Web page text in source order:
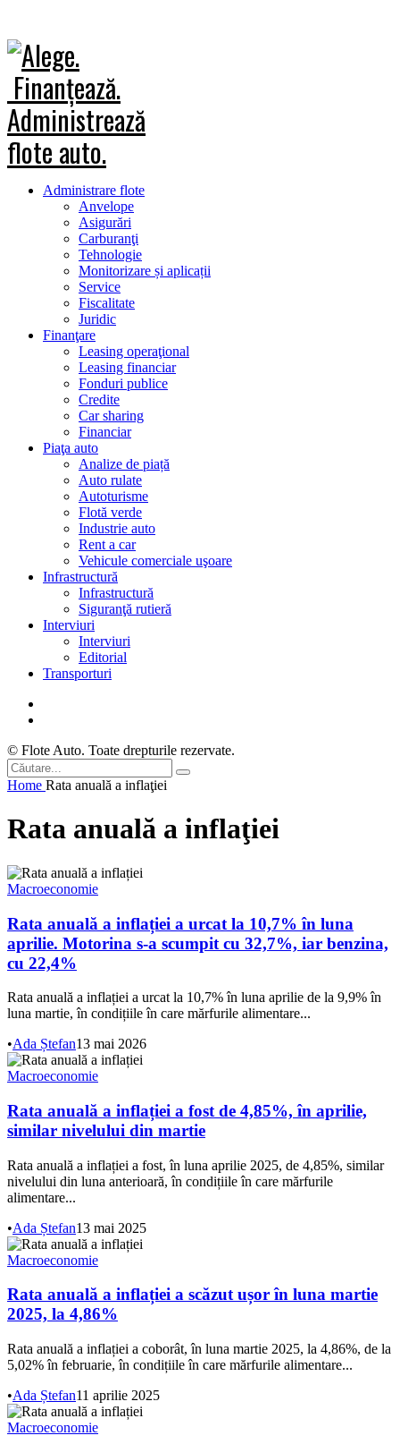
Administrare flote
Anvelope
Asigurări
Carburanţi
Tehnologie
Monitorizare și aplicații
Service
Fiscalitate
Juridic
Finanţare
Leasing operaţional
Leasing financiar
Fonduri publice
Credite
Car sharing
Financiar
Piaţa auto
Analize de piață
Auto rulate
Autoturisme
Flotă verde
Industrie auto
Rent a car
Vehicule comerciale uşoare
Infrastructură
Infrastructură
Siguranţă rutieră
Interviuri
Interviuri
Editorial
Transporturi
© Flote Auto. Toate drepturile rezervate.
Home Rata anuală a inflaţiei
Rata anuală a inflaţiei
Macroeconomie
Rata anuală a inflației a urcat la 10,7% în luna
aprilie. Motorina s-a scumpit cu 32,7%, iar benzina,
cu 22,4%
Rata anuală a inflației a urcat la 10,7% în luna aprilie de la 9,9% în
luna martie, în condițiile în care mărfurile alimentare...
•Ada Ștefan13 mai 2026
Macroeconomie
Rata anuală a inflației a fost de 4,85%, în aprilie,
similar nivelului din martie
Rata anuală a inflației a fost, în luna aprilie 2025, de 4,85%, similar
nivelului din luna anterioară, în condițiile în care mărfurile
alimentare...
•Ada Ștefan13 mai 2025
Macroeconomie
Rata anuală a inflației a scăzut ușor în luna martie
2025, la 4,86%
Rata anuală a inflației a coborât, în luna martie 2025, la 4,86%, de la
5,02% în februarie, în condițiile în care mărfurile alimentare...
•Ada Ștefan11 aprilie 2025
Macroeconomie